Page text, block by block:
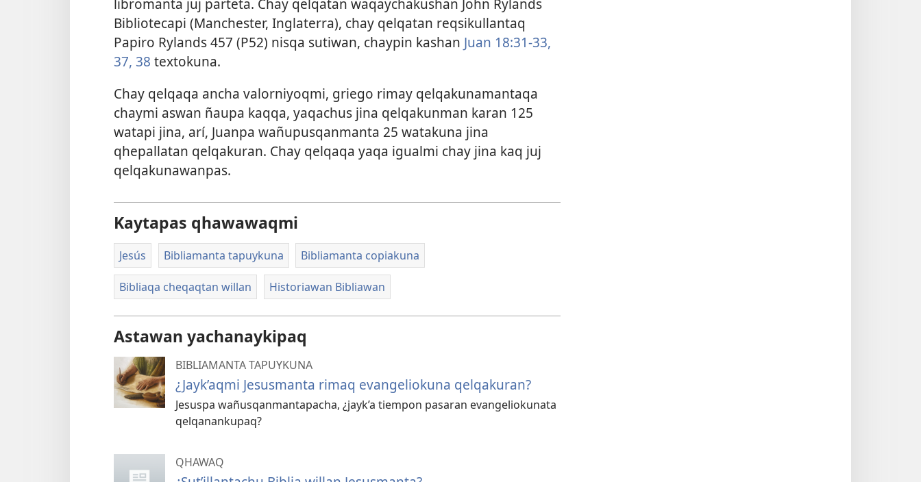
Bibliotecapi (Manchester, Inglaterra), chay qelqatan reqsikullantaq
Papiro Rylands 457 (P52) nisqa sutiwan, chaypin kashan Juan 18:31-33,
37, 38 textokuna.
Chay qelqaqa ancha valorniyoqmi, griego rimay qelqakunamantaqa
chaymi aswan ñaupa kaqqa, yaqachus jina qelqakunman karan 125
watapi jina, arí, Juanpa wañupusqanmanta 25 watakuna jina
qhepallatan qelqakuran. Chay qelqaqa yaqa igualmi chay jina kaq juj
qelqakunawanpas.
Kaytapas qhawawaqmi
Jesús Bibliamanta tapuykuna Bibliamanta copiakuna
Bibliaqa cheqaqtan willan Historiawan Bibliawan
Astawan yachanaykipaq
BIBLIAMANTA TAPUYKUNA
¿Jayk’aqmi Jesusmanta rimaq evangeliokuna qelqakuran?
Jesuspa wañusqanmantapacha, ¿jayk’a tiempon pasaran evangeliokunata
qelqanankupaq?
QHAWAQ